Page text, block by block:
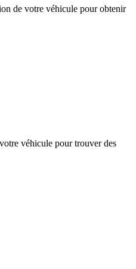
de votre véhicule pour obtenir
véhicule pour trouver des